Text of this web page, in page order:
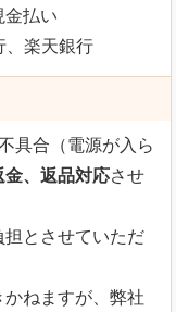
払い
、楽天銀行
具合（電源が入ら
金、返品対応させ
とさせていただ
ねますが、弊社